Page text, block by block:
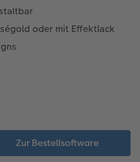
oder mit Effektlack